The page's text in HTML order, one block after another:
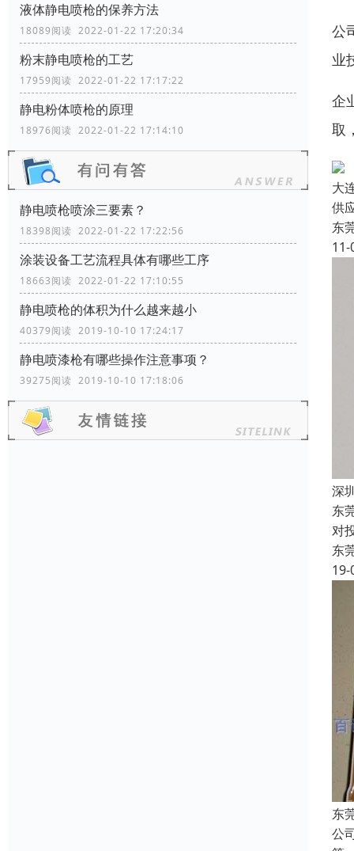
液体静电喷枪的保养方法
18089阅读 2022-01-22 17:20:34
粉末静电喷枪的工艺
17959阅读 2022-01-22 17:17:22
静电粉体喷枪的原理
18976阅读 2022-01-22 17:14:10
静电喷枪喷涂三要素？
18398阅读 2022-01-22 17:22:56
涂装设备工艺流程具体有哪些工序
18663阅读 2022-01-22 17:10:55
静电喷枪的体积为什么越来越小
40379阅读 2019-10-10 17:24:17
静电喷漆枪有哪些操作注意事项？
39275阅读 2019-10-10 17:18:06
公
业
企
取
大
供
东
11-
深
东
对
东
19-
东
公